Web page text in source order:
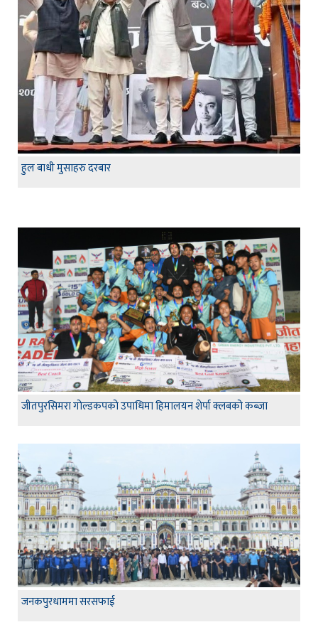
हुल बाधी मुसाहरु दरबार
जीतपुरसिमरा गोल्डकपको उपाधिमा हिमालयन शेर्पा क्लबको कब्जा
जनकपुरधाममा सरसफाई